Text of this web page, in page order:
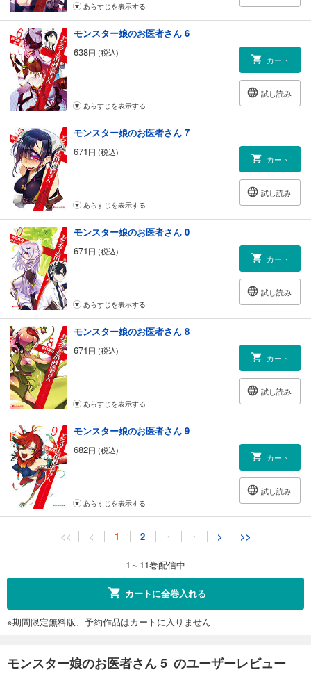
あらすじを表示する
モンスター娘のお医者さん 6
638円 (税込)
カート
試し読み
あらすじを表示する
モンスター娘のお医者さん 7
671円 (税込)
カート
試し読み
あらすじを表示する
モンスター娘のお医者さん 0
671円 (税込)
カート
試し読み
あらすじを表示する
モンスター娘のお医者さん 8
671円 (税込)
カート
試し読み
あらすじを表示する
モンスター娘のお医者さん 9
682円 (税込)
カート
試し読み
あらすじを表示する
モンスター娘のお医者さん 10
<< < 1 2 ・ ・ > >>
1～11巻配信中
カートに全巻入れる
※期間限定無料版、予約作品はカートに入りません
モンスター娘のお医者さん 5 のユーザーレビュー